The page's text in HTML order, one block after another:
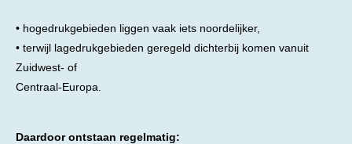
• hogedrukgebieden liggen vaak iets noordelijker,
• terwijl lagedrukgebieden geregeld dichterbij komen vanuit
Zuidwest- of
Centraal-Europa.
Daardoor ontstaan regelmatig: